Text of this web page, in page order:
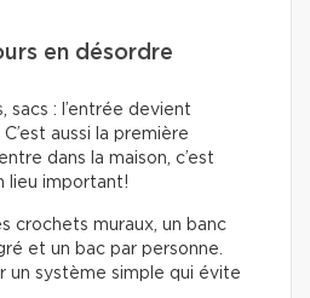
en désordre
sacs : l’entrée devient
aussi la première
dans la maison, c’est
lieu important!
crochets muraux, un banc
et un bac par personne.
un système simple qui évite